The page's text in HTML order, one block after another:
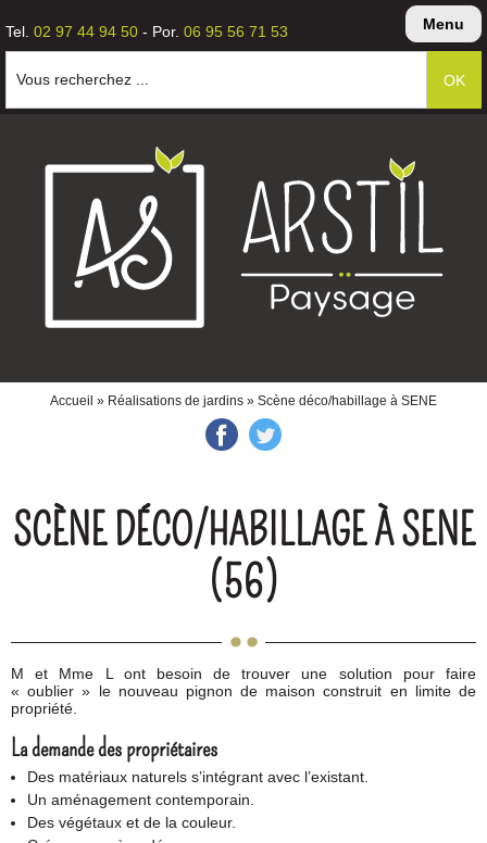
Tel. 02 97 44 94 50 - Por. 06 95 56 71 53
Vous recherchez ...
Menu
Accueil » Réalisations de jardins » Scène déco/habillage à SENE
SCÈNE DÉCO/HABILLAGE À SENE
(56)
M et Mme L ont besoin de trouver une solution pour faire
« oublier » le nouveau pignon de maison construit en limite de
propriété.
La demande des propriétaires
Des matériaux naturels s’intégrant avec l’existant.
Un aménagement contemporain.
Des végétaux et de la couleur.